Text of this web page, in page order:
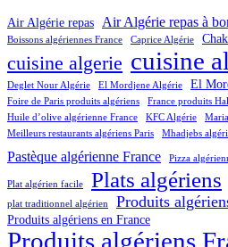
Air Algérie repas Air Algérie repas à
Boissons algériennes France Caprice Algérie
cuisine algerie cuisine
Deglet Nour Algérie El Mordjene Algérie El
Foire de Paris produits algériens France produits
Huile d’olive algérienne France KFC Algérie
Meilleurs restaurants algériens Paris
Mhadjebs
Pastèque algérienne France Pizza
Plat algérien facile Plats algériens
plat traditionnel algérien Produits
Produits algériens en France
Produits algériens